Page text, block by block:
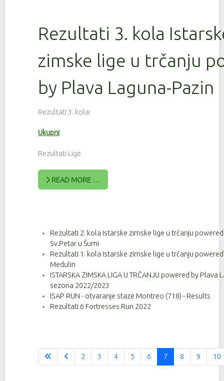
Rezultati 3. kola
zimske lige u trčanju
by Plava Laguna-Pazin
Rezultati 3. kola:
Ukupni
Rezultati Lige
READ MORE …
Rezultati 2. kola Istarske zimske lige u trčanju
Sv.Petar u Šumi
Rezultati 1. kola Istarske zimske lige u trčanju
Medulin
ISTARSKA ZIMSKA LIGA U TRČANJU powered by Plava
sezona 2022/2023
ISAP RUN - otvaranje staze Montreo (718) - Results
Rezultati 6 Fortresses Run 2022
2 3 4 5 6 7 8 9 10